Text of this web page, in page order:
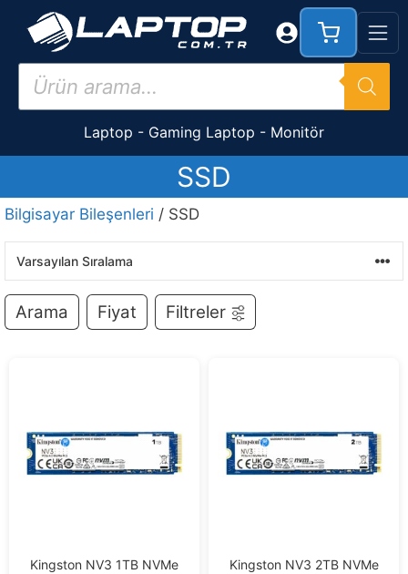
İçeriğe
Products
search
Laptop - Gaming Laptop - Monitör
SSD
Bilgisayar Bileşenleri / SSD
Arama Fiyat Filtreler
Kingston NV3 1TB NVMe
Kingston NV3 2TB NVMe